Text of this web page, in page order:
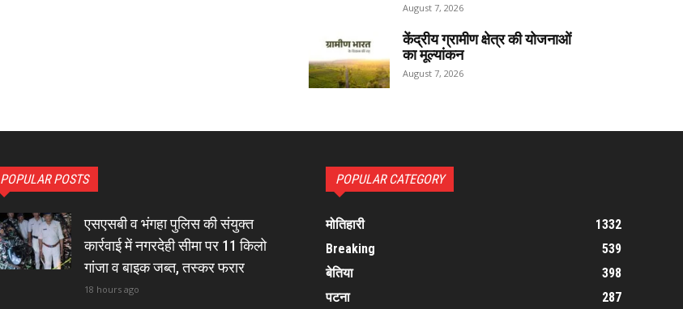
August 7, 2026
केंद्रीय ग्रामीण क्षेत्र की योजनाओं
का मूल्यांकन
August 7, 2026
POPULAR POSTS
एसएसबी व भंगहा पुलिस की संयुक्त
कार्रवाई में नगरदेही सीमा पर 11 किलो
गांजा व बाइक जब्त, तस्कर फरार
18 hours ago
POPULAR CATEGORY
मोतिहारी
1332
Breaking
539
बेतिया
398
पटना
287